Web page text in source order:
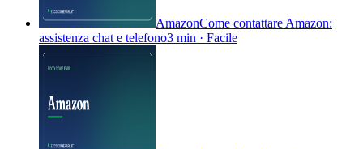
AmazonCome contattare Amazon:
assistenza chat e telefono3 min · Facile